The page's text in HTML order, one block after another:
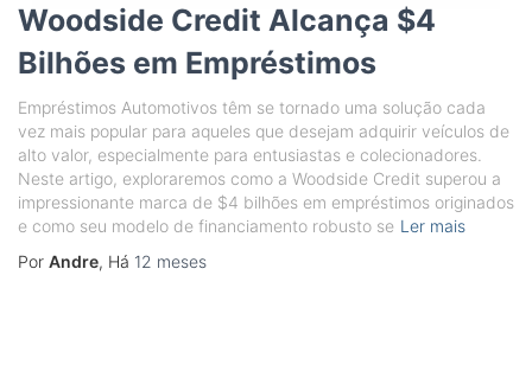
Woodside Credit Alcança $4
Bilhões em Empréstimos
Empréstimos Automotivos têm se tornado uma solução cada
vez mais popular para aqueles que desejam adquirir veículos de
alto valor, especialmente para entusiastas e colecionadores.
Neste artigo, exploraremos como a Woodside Credit superou a
impressionante marca de $4 bilhões em empréstimos originados
e como seu modelo de financiamento robusto se Ler mais
Por Andre, Há 12 meses